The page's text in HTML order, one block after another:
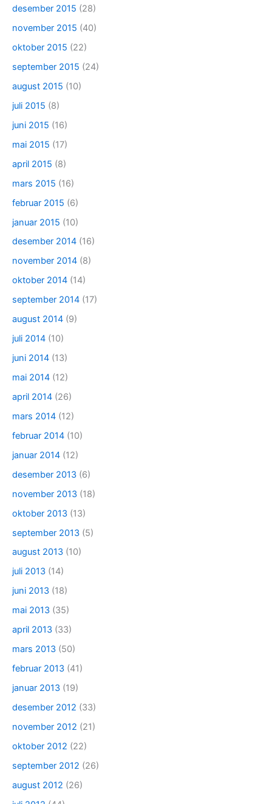
desember 2015 (28)
november 2015 (40)
oktober 2015 (22)
september 2015 (24)
august 2015 (10)
juli 2015 (8)
juni 2015 (16)
mai 2015 (17)
april 2015 (8)
mars 2015 (16)
februar 2015 (6)
januar 2015 (10)
desember 2014 (16)
november 2014 (8)
oktober 2014 (14)
september 2014 (17)
august 2014 (9)
juli 2014 (10)
juni 2014 (13)
mai 2014 (12)
april 2014 (26)
mars 2014 (12)
februar 2014 (10)
januar 2014 (12)
desember 2013 (6)
november 2013 (18)
oktober 2013 (13)
september 2013 (5)
august 2013 (10)
juli 2013 (14)
juni 2013 (18)
mai 2013 (35)
april 2013 (33)
mars 2013 (50)
februar 2013 (41)
januar 2013 (19)
desember 2012 (33)
november 2012 (21)
oktober 2012 (22)
september 2012 (26)
august 2012 (26)